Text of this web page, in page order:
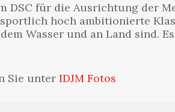
DSC für die Ausrichtung der
hoch ambitionierte
Wasser und an Land sind.
Sie unterIDJM Fotos